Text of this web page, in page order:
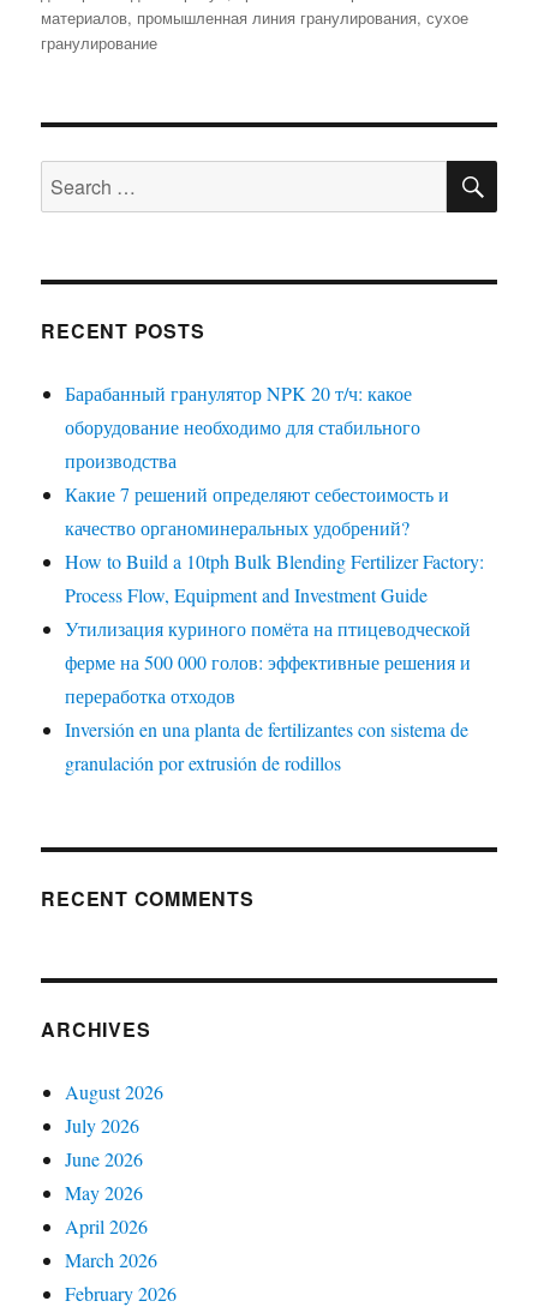
материалов, промышленная линия гранулирования,сухое
гранулирование
Search
for:
RECENT POSTS
Барабанный гранулятор NPK 20 т/ч: какое
оборудование необходимо для стабильного
производства
Какие 7 решений определяют себестоимость и
качество органоминеральных удобрений?
How to Build a 10tph Bulk Blending Fertilizer Factory:
Process Flow, Equipment and Investment Guide
Утилизация куриного помёта на птицеводческой
ферме на 500 000 голов: эффективные решения и
переработка отходов
Inversión en una planta de fertilizantes con sistema de
granulación por extrusión de rodillos
RECENT COMMENTS
ARCHIVES
August 2026
July 2026
June 2026
May 2026
April 2026
March 2026
February 2026